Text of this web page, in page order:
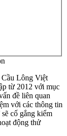
Cầu Lông Việt
từ 2012 với mục
đề liên quan
với các thông tin
cố gắng kiểm
động thử